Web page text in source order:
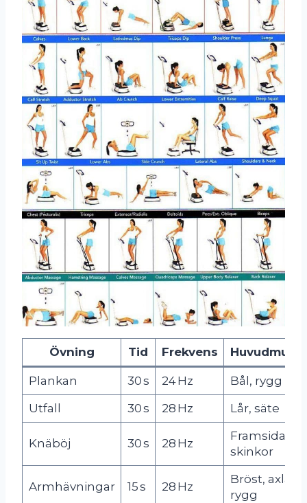
Övning Tid Frekvens
Plankan 30 s 24 Hz
Bål, rygg
Utfall
30 s 28 Hz Lår, säte
Knäböj 30 s 28 Hz
Framsida lår,
skinkor
Armhävningar 15 s 28 Hz
Bröst, axlar,
rygg